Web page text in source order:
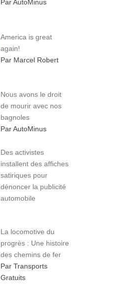
Par AutoMinus
America is great
again!
Par Marcel Robert
Nous avons le droit
de mourir avec nos
bagnoles
Par AutoMinus
Des activistes
installent des affiches
satiriques pour
dénoncer la publicité
automobile
La locomotive du
progrès : Une histoire
des chemins de fer
Par Transports
Gratuits